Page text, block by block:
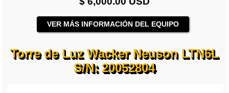
VER MÁS INFORMACIÓN DEL EQUIPO
Torre de Luz Wacker Neuson LTN6L
S/N: 20052804